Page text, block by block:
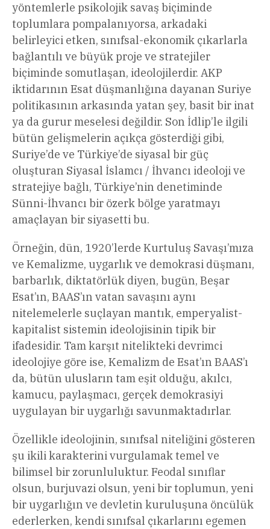
yöntemlerle psikolojik savaş biçiminde
toplumlara pompalanıyorsa, arkadaki
belirleyici etken, sınıfsal-ekonomik çıkarlarla
bağlantılı ve büyük proje ve stratejiler
biçiminde somutlaşan, ideolojilerdir. AKP
iktidarının Esat düşmanlığına dayanan Suriye
politikasının arkasında yatan şey, basit bir inat
ya da gurur meselesi değildir. Son İdlip’le ilgili
bütün gelişmelerin açıkça gösterdiği gibi,
Suriye’de ve Türkiye’de siyasal bir güç
oluşturan Siyasal İslamcı / İhvancı ideoloji ve
stratejiye bağlı, Türkiye’nin denetiminde
Sünni-İhvancı bir özerk bölge yaratmayı
amaçlayan bir siyasetti bu.
Örneğin, dün, 1920’lerde Kurtuluş Savaşı’mıza
ve Kemalizme, uygarlık ve demokrasi düşmanı,
barbarlık, diktatörlük diyen, bugün, Beşar
Esat’ın, BAAS’ın vatan savaşını aynı
nitelemelerle suçlayan mantık, emperyalist-
kapitalist sistemin ideolojisinin tipik bir
ifadesidir. Tam karşıt nitelikteki devrimci
ideolojiye göre ise, Kemalizm de Esat’ın BAAS’ı
da, bütün ulusların tam eşit olduğu, akılcı,
kamucu, paylaşmacı, gerçek demokrasiyi
uygulayan bir uygarlığı savunmaktadırlar.
Özellikle ideolojinin, sınıfsal niteliğini gösteren
şu ikili karakterini vurgulamak temel ve
bilimsel bir zorunluluktur. Feodal sınıflar
olsun, burjuvazi olsun, yeni bir toplumun, yeni
bir uygarlığın ve devletin kuruluşuna öncülük
ederlerken, kendi sınıfsal çıkarlarını egemen